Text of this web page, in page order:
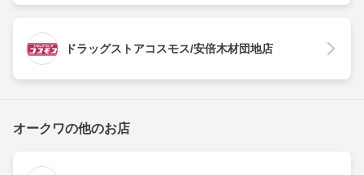
ドラッグストアコスモス/安倍木材団地店
オークワの他のお店